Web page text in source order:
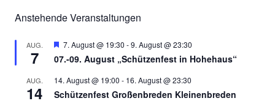
Anstehende Veranstaltungen
AUG.
7
Hervorgehoben
7. August @ 19:30 -9. August @ 23:30
07.-09. August „Schützenfest in Hohehaus“
AUG.
14
14. August @ 19:00 - 16. August @ 23:30
Schützenfest Großenbreden Kleinenbreden